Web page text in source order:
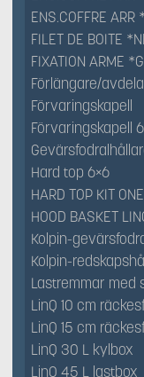
ENS.COFFRE ARR
FILET DE BOITE
FIXATION ARME
Förlängare/
Förvaringskapell
Förvaringskapell
Hard top 6×6
HARD TOP KIT
HOOD BASKET
Kolpin-
Kolpin-
Lastremmar med
LinQ 10 cm
LinQ 15 cm
LinQ 30 L kylbox
LinQ 45 L lastbox